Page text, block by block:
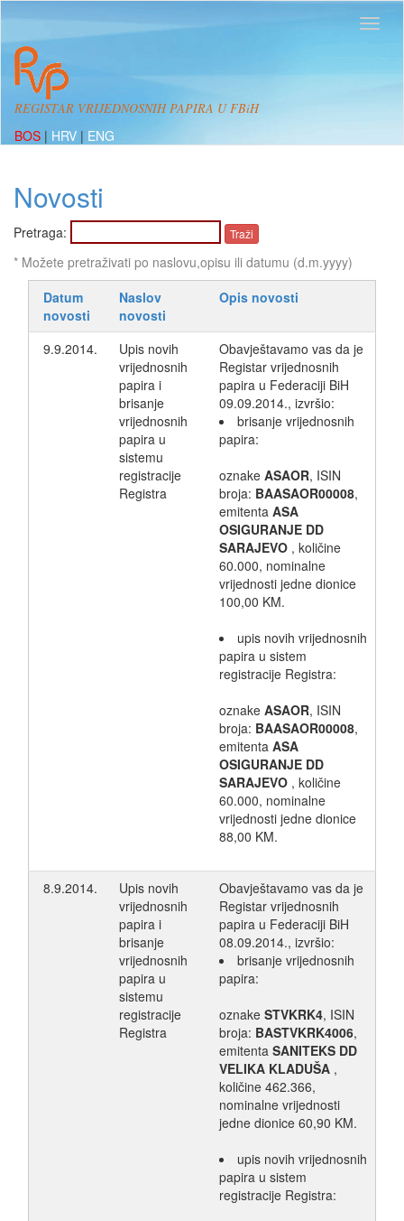
REGISTAR VRIJEDNOSNIH PAPIRA U FBiH
BOS | HRV | ENG
Novosti
Pretraga:
* Možete pretraživati po naslovu,opisu ili datumu (d.m.yyyy)
Datum
novosti
Naslov
novosti
Opis novosti
9.9.2014.
Upis novih
vrijednosnih
papira i
brisanje
vrijednosnih
papira u
sistemu
registracije
Registra
Obavještavamo vas da je
Registar vrijednosnih
papira u Federaciji BiH
09.09.2014., izvršio:
brisanje vrijednosnih
papira:
oznake ASAOR, ISIN
broja: BAASAOR00008,
emitenta ASA
OSIGURANJE DD
SARAJEVO , količine
60.000, nominalne
vrijednosti jedne dionice
100,00 KM.
upis novih vrijednosnih
papira u sistem
registracije Registra:
oznake ASAOR, ISIN
broja: BAASAOR00008,
emitenta ASA
OSIGURANJE DD
SARAJEVO , količine
60.000, nominalne
vrijednosti jedne dionice
88,00 KM.
8.9.2014.
Upis novih
vrijednosnih
papira i
brisanje
vrijednosnih
papira u
sistemu
registracije
Registra
Obavještavamo vas da je
Registar vrijednosnih
papira u Federaciji BiH
08.09.2014., izvršio:
brisanje vrijednosnih
papira:
oznake STVKRK4, ISIN
broja: BASTVKRK4006,
emitenta SANITEKS DD
VELIKA KLADUŠA ,
količine 462.366,
nominalne vrijednosti
jedne dionice 60,90 KM.
upis novih vrijednosnih
papira u sistem
registracije Registra: